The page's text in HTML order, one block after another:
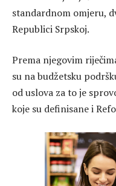
standardnom omjeru,
Republici Srpskoj.
Prema njegovim
su na budžetsku
od uslova za to je
koje su definisane i